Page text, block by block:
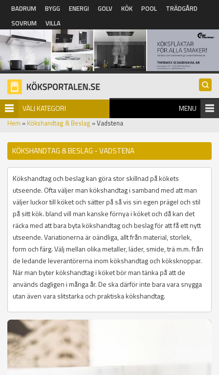
Hoppa till huvudinnehåll
BADRUM BYGG ENERGI GOLV KÖK POOL
TRÄDGÅRD
SOVRUM
VILLA
VÄLJ KATEGORI MENU
Hem » Kökshandtag & Beslag » Vadstena
KÖKSHANDTAG & BESLAG - VADSTENA
Kökshandtag och beslag kan göra stor skillnad på kökets
utseende. Ofta väljer man kökshandtag i samband med att man
väljer luckor till köket och sätter på så vis sin egen prägel och stil
på sitt kök. bland vill man kanske förnya i köket och då kan det
räcka med att bara byta kökshandtag och beslag för att få ett nytt
utseende. Variationerna är oändliga, allt från material, storlek,
form och färg. Välj mellan olika metaller, läder, smide, trä m.m. från
de ledande leverantörerna inom kökshandtag och köksknoppar.
När man byter kökshandtag i köket bör man tänka på att de
används dagligen i många år. De ska därför inte bara vara snygga
utan även vara slitstarka och praktiska kökshandtag.